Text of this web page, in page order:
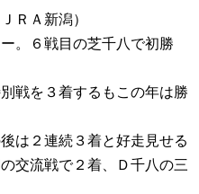
ＲＡ新潟）
。６戦目の芝千八で初勝
戦を３着するもこの年は勝
は２連続３着と好走見せる
交流戦で２着、Ｄ千八の三